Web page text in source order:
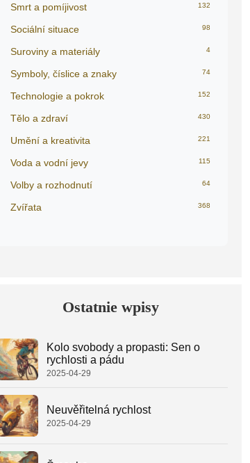
Smrt a pomíjivost 132
Sociální situace 98
Suroviny a materiály 4
Symboly, číslice a znaky 74
Technologie a pokrok 152
Tělo a zdraví 430
Umění a kreativita 221
Voda a vodní jevy 115
Volby a rozhodnutí 64
Zvířata 368
Ostatnie wpisy
Kolo svobody a propasti: Sen o
rychlosti a pádu
2025-04-29
Neuvěřitelná rychlost
2025-04-29